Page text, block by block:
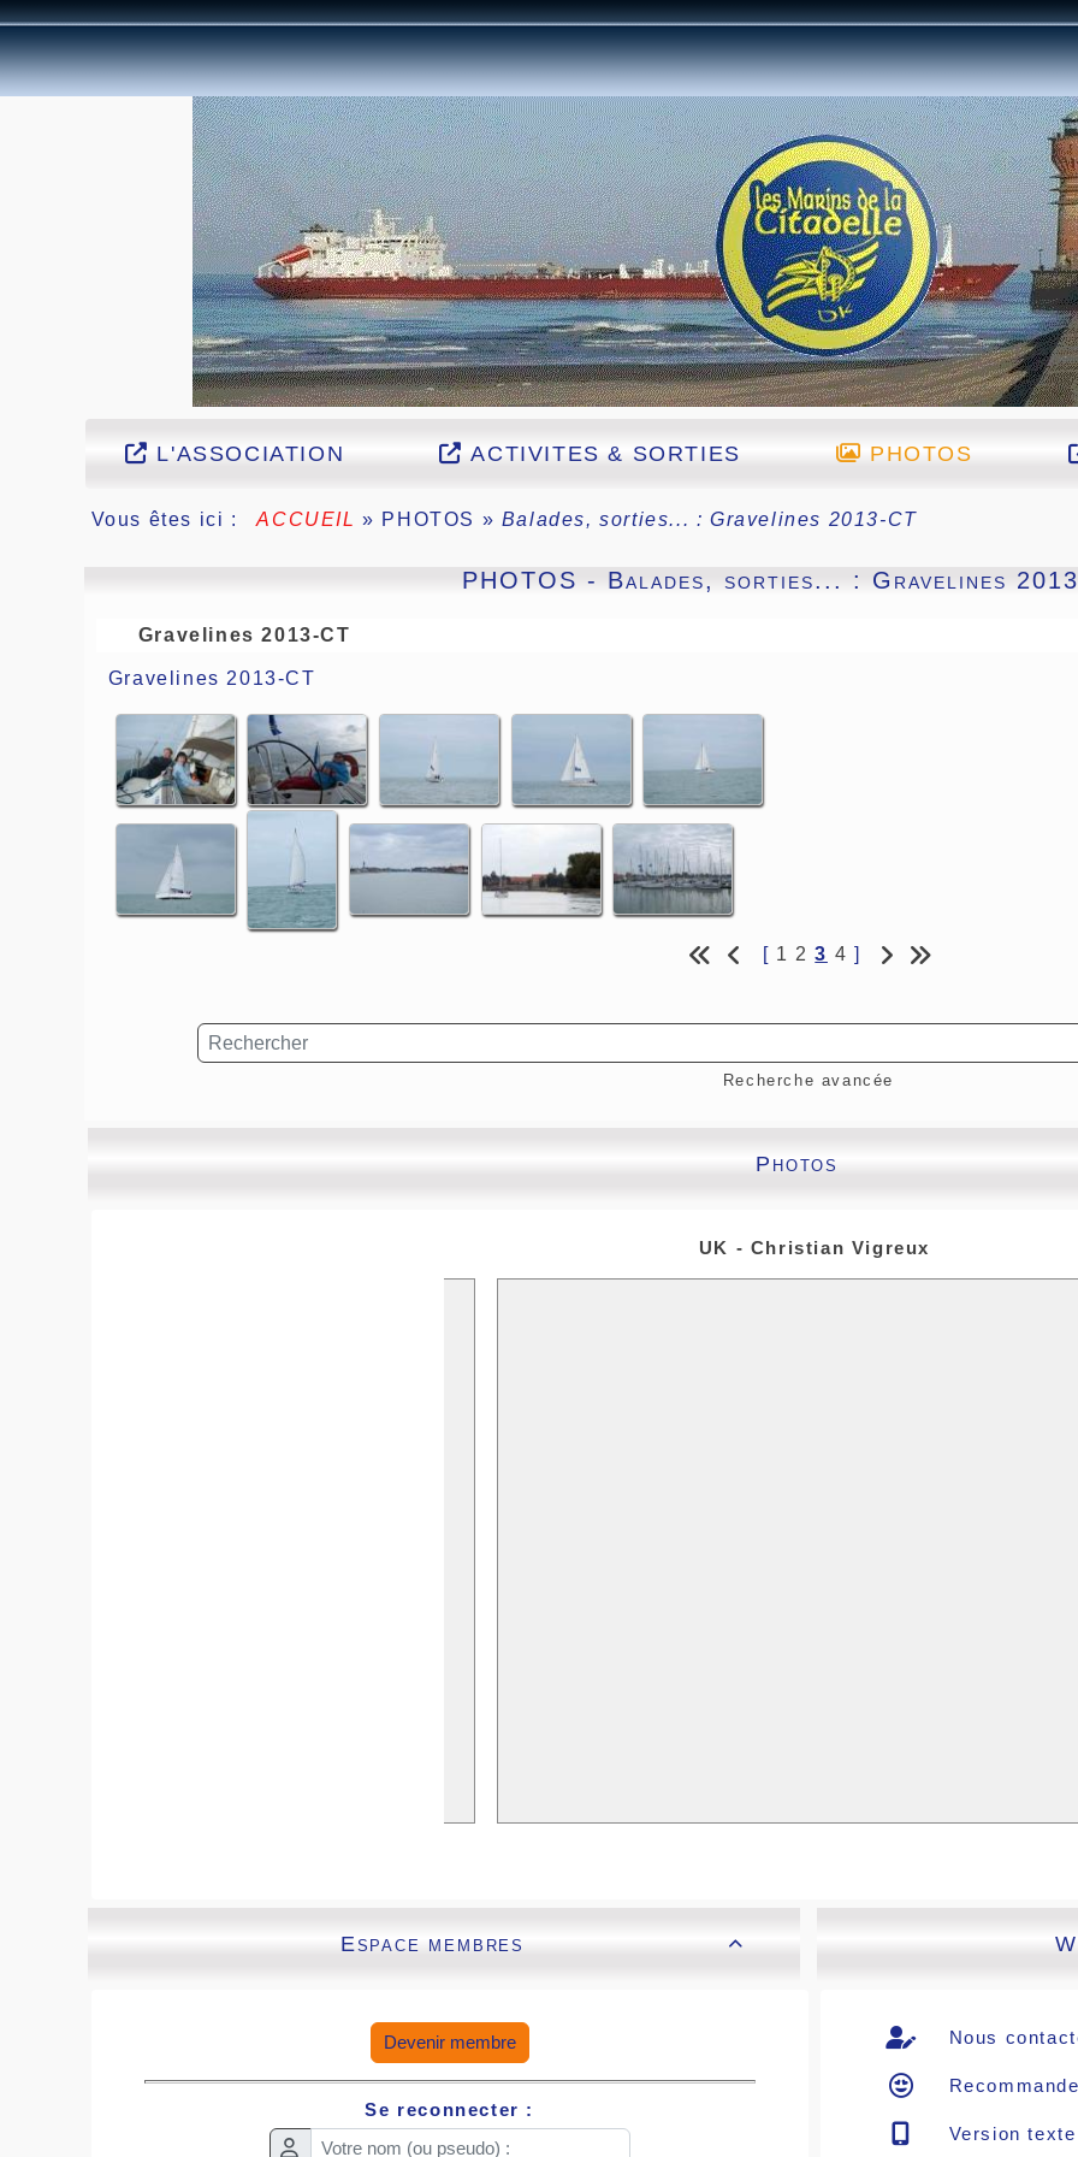
L'ASSOCIATION ACTIVITES & SORTIES PHOTOS
Vous êtes ici : ACCUEIL» PHOTOS » Balades, sorties... : Gravelines 2013-CT
PHOTOS - Balades, sorties... : Gravelines
Gravelines 2013-CT
Gravelines 2013-CT
[ 1 2 3 4 ]
Recherche avancée
Photos
UK - Christian Vigreux

Espace membres
Devenir membre
Se reconnecter :
Nous
Version texte